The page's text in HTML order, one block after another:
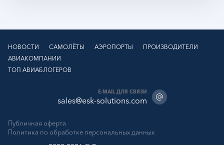
Публичная оферта
Политика по обработке персональных данных
НОВОСТИ САМОЛЁТЫ АЭРОПОРТЫ
ПРОИЗВОДИТЕЛИ
АВИАКОМПАНИИ
ТОП АВИАБЛОГЕРОВ
E-MAIL ДЛЯ СВЯЗИ
sales@esk-solutions.com